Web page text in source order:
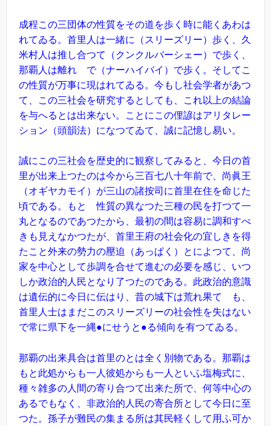
成程この三団体の性質をその道を歩く時に能くあわは
れてゐる。首里人は一緒に（スリーズリー）歩く、久
米村人は推し合つて（クンクルバーシェー）で歩く、
那覇人は離れゞで（ナーハイバイ）で歩く。そしてこ
の性質が万事に現はれてゐる。今もし社会学者があつ
て、この三社会を研究するとしても、これ以上の結論
を与へるとは出来ない。ことにこの俚諺はアリタレー
ション（頭韻法）になつてゐて、誠に記憶し易い。
誠にこの三社会を歴史的に観察してみると、今日の首
里が出来上つたのは今から三百七八十年前で、尚眞王
（オギヤカモイ）が三山の諸按司に首里在住を命じた
頃である。もとゝ性質の異なつた三種の民を打つて一
丸となるのであつたから、最初の間は容易に調和すべ
きも見えなかつたが、首里王府の社会化の宜しきを得
たこと外来の勢力の壓迫（あっぱく）とによつて、尚
家を中心として歩調を合せて進むの必要を感じ、いつ
しか政治的人民となり了つたのである。此政治的意識
は遺伝的に今日に伝はり、昔の城下は荒れ果てゝも、
首里人士はまだこのスリーズリーの社会性を失はない
で常に県下を一縄●にせうと●る傾向を有つてゐる。
那覇の出来具合は首里のとは全く別物である。那覇は
もと此処からも一人彼処からも一人といふ塩梅式に、
種々雑多の人間の寄り合つて出来た所で、何等中心の
あるでもなく、非政治的人民の寄合所として今日に至
つた。孫子が難民の集まる所は其民軽くして用ふ可か